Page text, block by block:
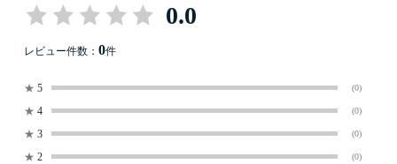
0.0
レビュー件数： 0件
★ 5 (0)
★ 4 (0)
★ 3 (0)
★ 2 (0)